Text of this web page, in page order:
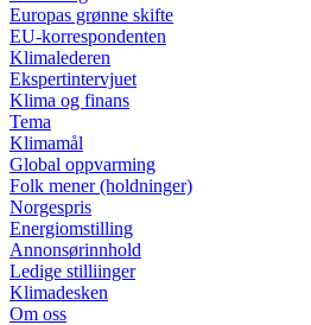
Europas grønne skifte
EU-korrespondenten
Klimalederen
Ekspertintervjuet
Klima og finans
Tema
Klimamål
Global oppvarming
Folk mener (holdninger)
Norgespris
Energiomstilling
Annonsørinnhold
Ledige stilliinger
Klimadesken
Om oss